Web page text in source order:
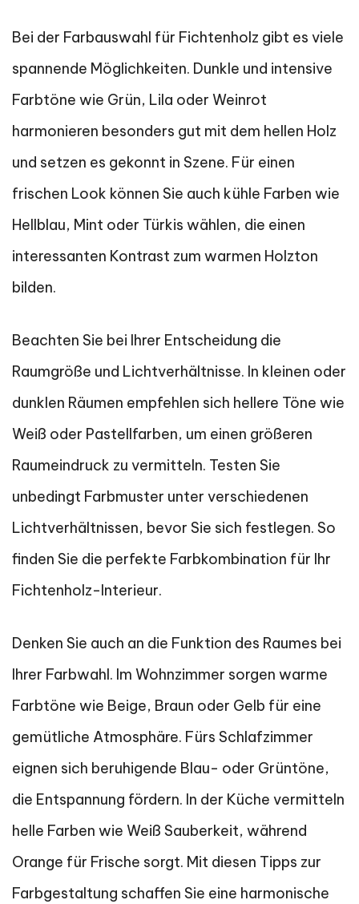
Bei der Farbauswahl für Fichtenholz gibt es viele
spannende Möglichkeiten. Dunkle und intensive
Farbtöne wie Grün, Lila oder Weinrot
harmonieren besonders gut mit dem hellen Holz
und setzen es gekonnt in Szene. Für einen
frischen Look können Sie auch kühle Farben wie
Hellblau, Mint oder Türkis wählen, die einen
interessanten Kontrast zum warmen Holzton
bilden.
Beachten Sie bei Ihrer Entscheidung die
Raumgröße und Lichtverhältnisse. In kleinen oder
dunklen Räumen empfehlen sich hellere Töne wie
Weiß oder Pastellfarben, um einen größeren
Raumeindruck zu vermitteln. Testen Sie
unbedingt Farbmuster unter verschiedenen
Lichtverhältnissen, bevor Sie sich festlegen. So
finden Sie die perfekte Farbkombination für Ihr
Fichtenholz-Interieur.
Denken Sie auch an die Funktion des Raumes bei
Ihrer Farbwahl. Im Wohnzimmer sorgen warme
Farbtöne wie Beige, Braun oder Gelb für eine
gemütliche Atmosphäre. Fürs Schlafzimmer
eignen sich beruhigende Blau- oder Grüntöne,
die Entspannung fördern. In der Küche vermitteln
helle Farben wie Weiß Sauberkeit, während
Orange für Frische sorgt. Mit diesen Tipps zur
Farbgestaltung schaffen Sie eine harmonische